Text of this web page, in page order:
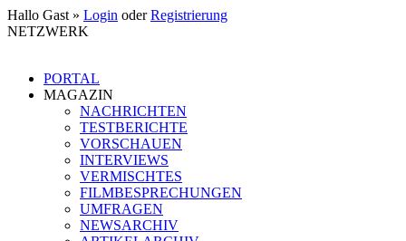
Hallo Gast » Login oderRegistrierung
NETZWERK
PORTAL
MAGAZIN
NACHRICHTEN
TESTBERICHTE
VORSCHAUEN
INTERVIEWS
VERMISCHTES
FILMBESPRECHUNGEN
UMFRAGEN
NEWSARCHIV